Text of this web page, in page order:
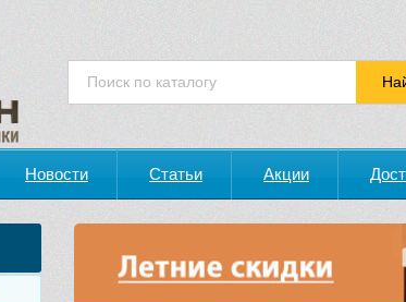
Новости Статьи Акции